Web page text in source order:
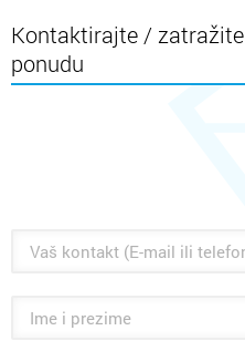
Kontaktirajte / zatražite
ponudu